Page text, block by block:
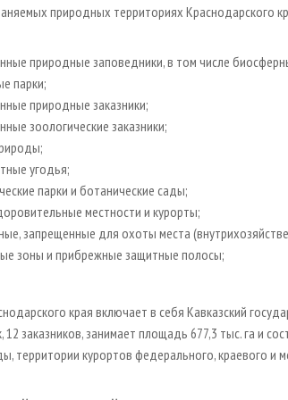
природных территориях Краснодарского
природные заповедники, в том числе
парки;
природные заказники;
зоологические заказники;
угодья;
парки и ботанические сады;
местности и курорты;
запрещенные для охоты места
зоны и прибрежные защитные полосы;
края включает в себя Кавказский
12 заказников, занимает площадь 677,3 тыс. га и
территории курортов федерального, краевого